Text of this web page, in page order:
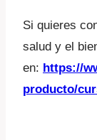
Si quieres
salud y el
en: https://
producto/